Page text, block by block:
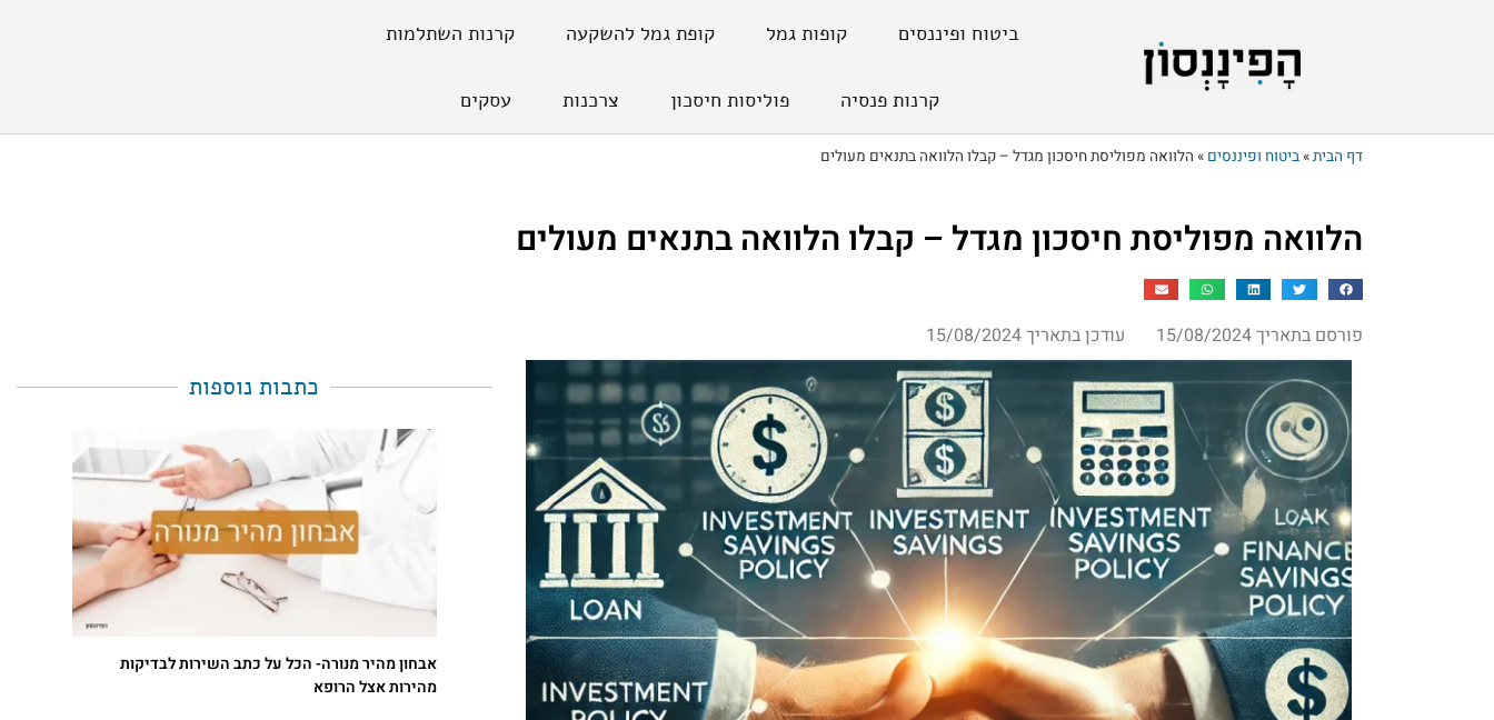
ביטוח ופיננסים קופות גמל קופת גמל להשקעה קרנות השתלמות
קרנות פנסיה פוליסות חיסכון צרכנות עסקים
דף הבית»ביטוח ופיננסים » הלוואה מפוליסת חיסכון מגדל – קבלו הלוואה בתנאים מעולים
הלוואה מפוליסת חיסכון מגדל – קבלו הלוואה בתנאים מעולים
פורסם בתאריך 15/08/2024 עודכן בתאריך 15/08/2024
כתבות נוספות
אבחון מהיר מנורה- הכל על כתב השירות לבדיקות
מהירות אצל הרופא